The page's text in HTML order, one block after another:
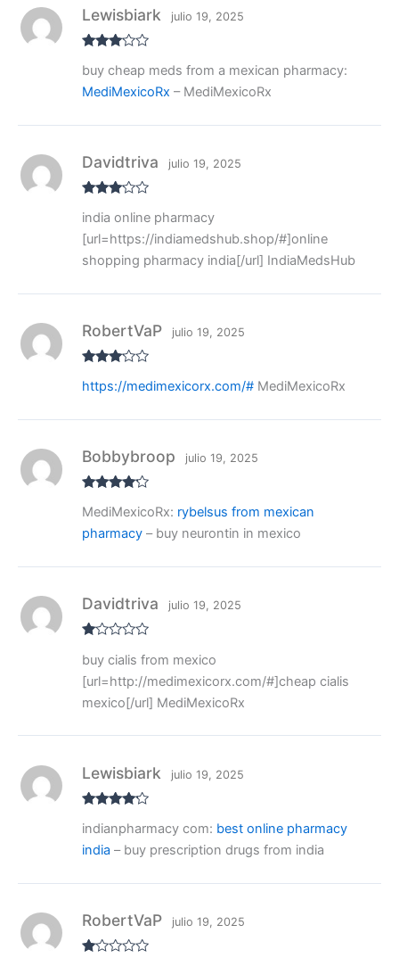
n
1
de
5
do con
3 de 5
Lewisbiark julio 19, 2025
buy cheap meds from a mexican pharmacy:
MediMexicoRx – MediMexicoRx
do con
3
de 5
Davidtriva julio 19, 2025
india online pharmacy
[url=https://indiamedshub.shop/#]online
shopping pharmacy india[/url] IndiaMedsHub
do con
RobertVaP julio 19, 2025
https://medimexicorx.com/#MediMexicoRx
con4de
Bobbybroop julio 19, 2025
MediMexicoRx: rybelsus from mexican
pharmacy– buy neurontin in mexico
al
or
ad
o
co
1
Davidtriva julio 19, 2025
buy cialis from mexico
[url=http://medimexicorx.com/#]cheap cialis
mexico[/url] MediMexicoRx
con4de
5
Lewisbiark julio 19, 2025
indianpharmacy com: best online pharmacy
india – buy prescription drugs from india
RobertVaP julio 19, 2025